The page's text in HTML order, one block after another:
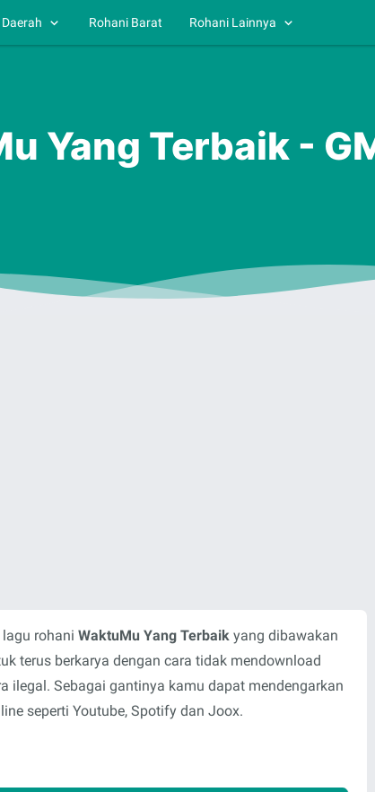
Rohani Barat Rohani Lainnya
Yang Terbaik -
rohani WaktuMu Yang Terbaik yang dibawakan
terus berkarya dengan cara tidak mendownload
ilegal. Sebagai gantinya kamu dapat mendengarkan
seperti Youtube, Spotify dan Joox.